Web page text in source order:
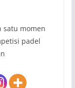
satu momen
padel